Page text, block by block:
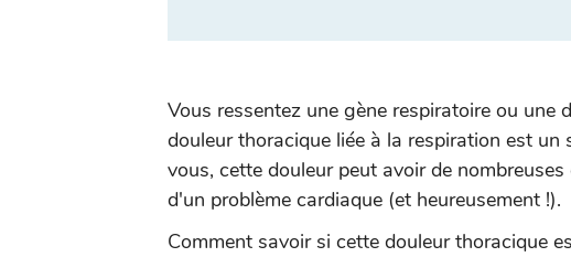
Vous ressentez une gène respiratoire ou une
douleur thoracique liée à la respiration est
vous, cette douleur peut avoir de
d'un problème cardiaque (et heureusement !).
Comment savoir si cette douleur thoracique